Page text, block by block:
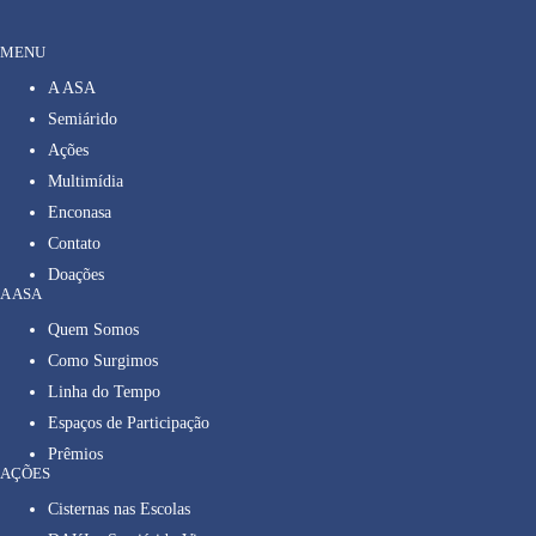
MENU
A ASA
Semiárido
Ações
Multimídia
Enconasa
Contato
Doações
A ASA
Quem Somos
Como Surgimos
Linha do Tempo
Espaços de Participação
Prêmios
AÇÕES
Cisternas nas Escolas